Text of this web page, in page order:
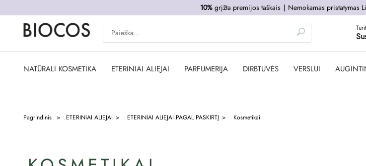
10% grįžta premijos taškais ∣ Nemokamas pristatymas
NATŪRALI KOSMETIKA ETERINIAI ALIEJAI PARFUMERIJA DIRBTUVĖS VERSLUI
Pagrindinis ETERINIAI ALIEJAI ETERINIAI ALIEJAI PAGAL PASKIRTĮ Kosmetikai